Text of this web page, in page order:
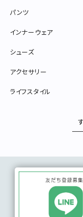
Instagram
パンツ
インナーウェア
シューズ
アクセサリー
ライフスタイル